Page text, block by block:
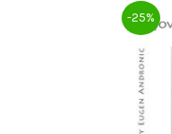
-25%